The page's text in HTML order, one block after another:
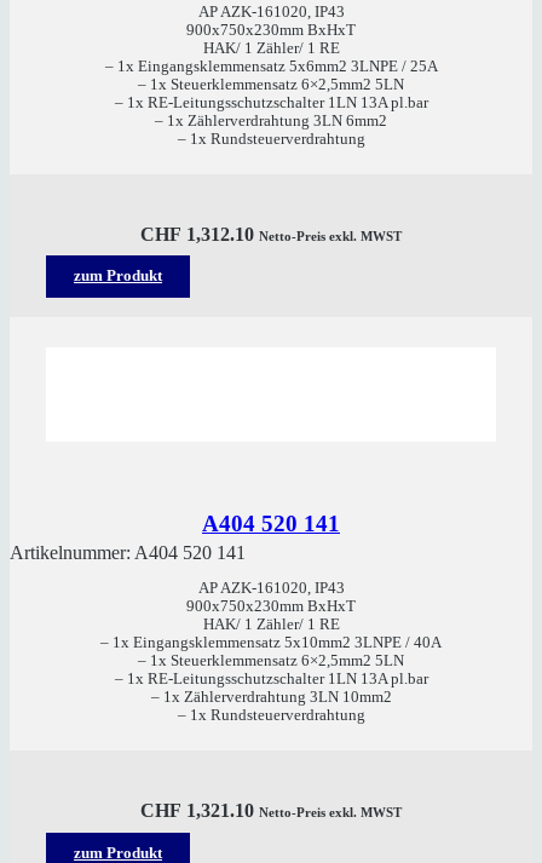
AP AZK-161020, IP43
900x750x230mm BxHxT
HAK/ 1 Zähler/ 1 RE
– 1x Eingangsklemmensatz 5x6mm2 3LNPE / 25A
– 1x Steuerklemmensatz 6×2,5mm2 5LN
– 1x RE-Leitungsschutzschalter 1LN 13A pl.bar
– 1x Zählerverdrahtung 3LN 6mm2
– 1x Rundsteuerverdrahtung
CHF 1,312.10 Netto-Preis exkl. MWST
zum Produkt
A404 520 141
Artikelnummer: A404 520 141
AP AZK-161020, IP43
900x750x230mm BxHxT
HAK/ 1 Zähler/ 1 RE
– 1x Eingangsklemmensatz 5x10mm2 3LNPE / 40A
– 1x Steuerklemmensatz 6×2,5mm2 5LN
– 1x RE-Leitungsschutzschalter 1LN 13A pl.bar
– 1x Zählerverdrahtung 3LN 10mm2
– 1x Rundsteuerverdrahtung
CHF 1,321.10 Netto-Preis exkl. MWST
zum Produkt